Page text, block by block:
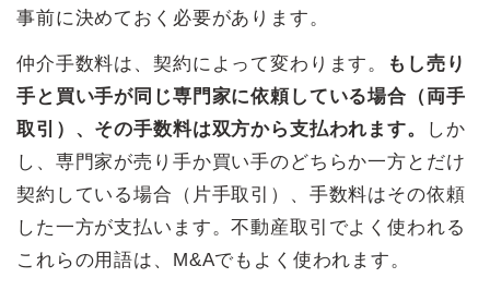
事前に決めておく必要があります。
仲介手数料は、契約によって変わります。
もし売り
手と買い手が同じ専門家に依頼している場合（両手
取引）、その手数料は双方から支払われます。
しか
し、専門家が売り手か買い手のどちらか一方とだけ
契約している場合（片手取引）、手数料はその依頼
した一方が支払います。不動産取引でよく使われる
これらの用語は、M&Aでもよく使われます。